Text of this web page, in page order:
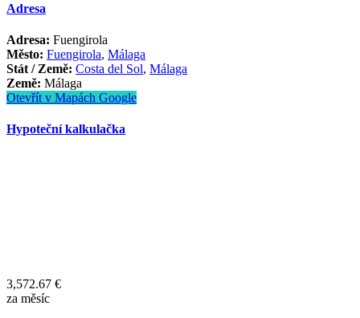
Adresa
Adresa: Fuengirola
Město: Fuengirola,Málaga
Stát / Země: Costa del Sol,Málaga
Země: Málaga
Otevřít v Mapách Google
Hypoteční kalkulačka
3,572.67 €
za měsíc